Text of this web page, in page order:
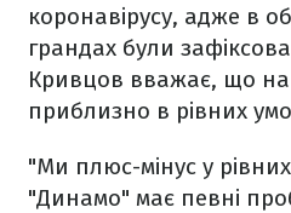
коронавірусу, адже в
грандах були
Кривцов вважає, що
приблизно в рівних
"Ми плюс-мінус у
"Динамо" має певні